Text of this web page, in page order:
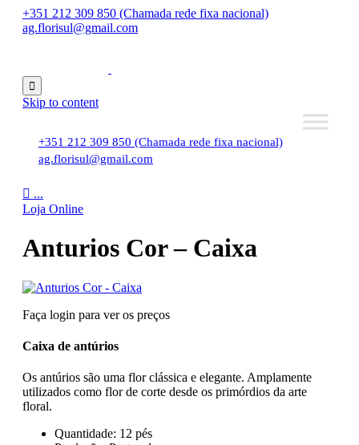
+351 212 309 850 (Chamada rede fixa nacional)
ag.florisul@gmail.com

Skip to content
+351 212 309 850 (Chamada rede fixa nacional)
ag.florisul@gmail.com
 ...
Loja Online
Anturios Cor – Caixa
Faça login para ver os preços
Caixa de antúrios
Os antúrios são uma flor clássica e elegante. Amplamente
utilizados como flor de corte desde os primórdios da arte
floral.
Quantidade: 12 pés